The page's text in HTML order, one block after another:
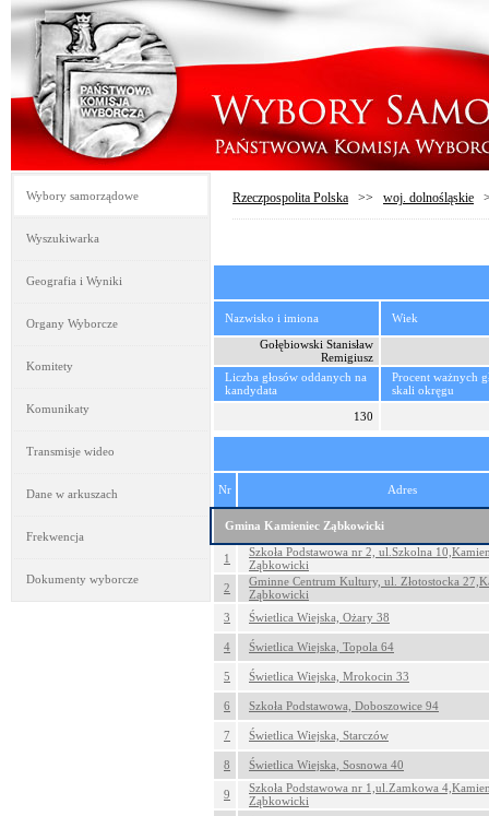
Wybory samorządowe
Wyszukiwarka
Geografia i Wyniki
Organy Wyborcze
Komitety
Komunikaty
Transmisje wideo
Dane w arkuszach
Frekwencja
Dokumenty wyborcze
Rzeczpospolita Polska >> woj. dolnośląskie
Nazwisko i imiona
Wiek
Gołębiowski Stanisław
Remigiusz
Liczba głosów oddanych na
kandydata
Procent ważnych
skali okręgu
130
Nr Adres
Gmina Kamieniec Ząbkowicki
1
Szkoła Podstawowa nr 2, ul.Szkolna
Ząbkowicki
2
Gminne Centrum Kultury, ul. Złotostocka
Ząbkowicki
3
Świetlica Wiejska, Ożary 38
4 Świetlica Wiejska, Topola 64
5 Świetlica Wiejska, Mrokocin 33
6 Szkoła Podstawowa, Doboszowice 94
7 Świetlica Wiejska, Starczów
8 Świetlica Wiejska, Sosnowa 40
9
Szkoła Podstawowa nr 1,ul.Zamkowa
Ząbkowicki